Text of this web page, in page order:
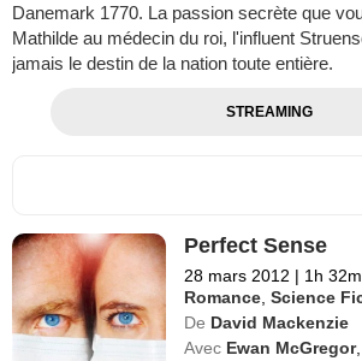
Danemark 1770. La passion secrète que
Mathilde au médecin du roi, l'influent
jamais le destin de la nation toute entière.
STREAMING
Perfect Sense
28 mars 2012 | 1h
Romance ,Science
De David Mackenzie
Avec Ewan McGregor,